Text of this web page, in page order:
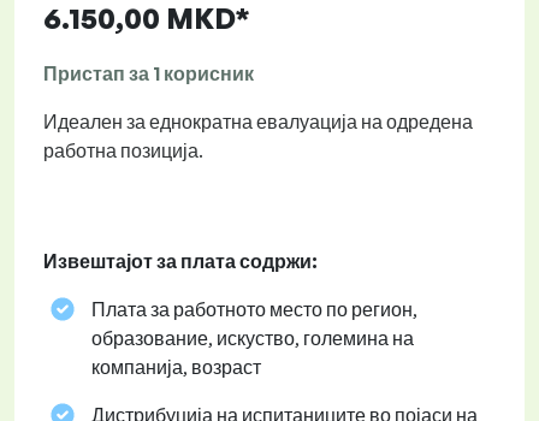
6.150,00 MKD*
Пристап за 1 корисник
Идеален за еднократна евалуација на одредена
работна позиција.
Извештајот за плата содржи:
Плата за работното место по регион,
образование, искуство, големина на
компанија, возраст
Дистрибуција на испитаниците во појаси на